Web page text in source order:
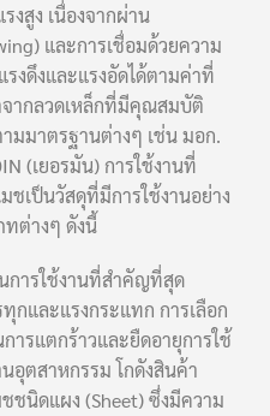
งสูง เนื่องจากผ่าน
และการเชื่อมด้วยความ
งดึงและแรงอัดได้ตามค่าที่
ากลวดเหล็กที่มีคุณสมบัติ
มมาตรฐานต่างๆ เช่น มอก.
(เยอรมัน) การใช้งานที่
ชเป็นวัสดุที่มีการใช้งานอย่าง
ทต่างๆ ดังนี้
การใช้งานที่สำคัญที่สุด
กและแรงกระแทก การเลือก
ารแตกร้าวและยืดอายุการใช้
อุตสาหกรรม โกดังสินค้า
ชนิดแผง (Sheet) ซึ่งมีความ